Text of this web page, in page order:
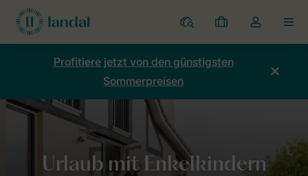
Ferienparks
Meine
Buchungen
Dropdown-
Menü
Kontos
Profitiere jetzt von den günstigsten
Sommerpreisen
Thema Urlaub mit Kindern: Familienurlaub